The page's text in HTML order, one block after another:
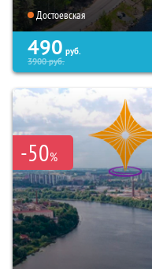
Достоевская
490 руб.
3900руб.
-50%